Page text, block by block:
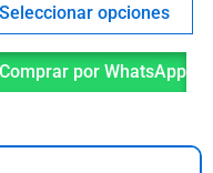
Seleccionar opciones
Comprar por WhatsApp